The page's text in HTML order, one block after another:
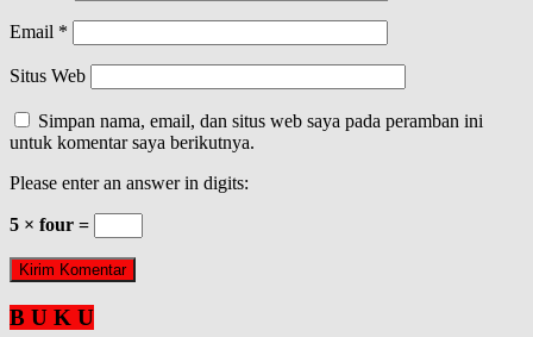
Email *
Situs Web
Simpan nama, email, dan situs web saya pada peramban ini
untuk komentar saya berikutnya.
Please enter an answer in digits:
5 × four =
B U K U